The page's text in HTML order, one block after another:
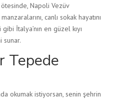
Napoli Vezüv
canlı sokak hayatını
İtalya’nın en güzel kıyı
Tepede
okumak istiyorsan, senin şehrin